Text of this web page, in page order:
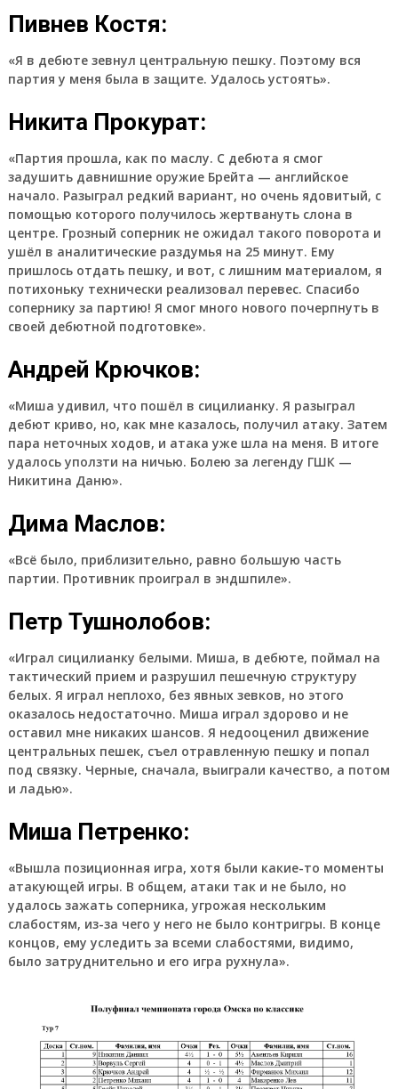
Пивнев Костя:
«Я в дебюте зевнул центральную пешку. Поэтому вся
партия у меня была в защите. Удалось устоять».
Никита Прокурат:
«Партия прошла, как по маслу. С дебюта я смог
задушить давнишние оружие Брейта — английское
начало. Разыграл редкий вариант, но очень ядовитый, с
помощью которого получилось жертвануть слона в
центре. Грозный соперник не ожидал такого поворота и
ушёл в аналитические раздумья на 25 минут. Ему
пришлось отдать пешку, и вот, с лишним материалом, я
потихоньку технически реализовал перевес. Спасибо
сопернику за партию! Я смог много нового почерпнуть в
своей дебютной подготовке».
Андрей Крючков:
«Миша удивил, что пошёл в сицилианку. Я разыграл
дебют криво, но, как мне казалось, получил атаку. Затем
пара неточных ходов, и атака уже шла на меня. В итоге
удалось уползти на ничью. Болею за легенду ГШК —
Никитина Даню».
Дима Маслов:
«Всё было, приблизительно, равно большую часть
партии. Противник проиграл в эндшпиле».
Петр Тушнолобов:
«Играл сицилианку белыми. Миша, в дебюте, поймал на
тактический прием и разрушил пешечную структуру
белых. Я играл неплохо, без явных зевков, но этого
оказалось недостаточно. Миша играл здорово и не
оставил мне никаких шансов. Я недооценил движение
центральных пешек, съел отравленную пешку и попал
под связку. Черные, сначала, выиграли качество, а потом
и ладью».
Миша Петренко:
«Вышла позиционная игра, хотя были какие-то моменты
атакующей игры. В общем, атаки так и не было, но
удалось зажать соперника, угрожая нескольким
слабостям, из-за чего у него не было контригры. В конце
концов, ему уследить за всеми слабостями, видимо,
было затруднительно и его игра рухнула».